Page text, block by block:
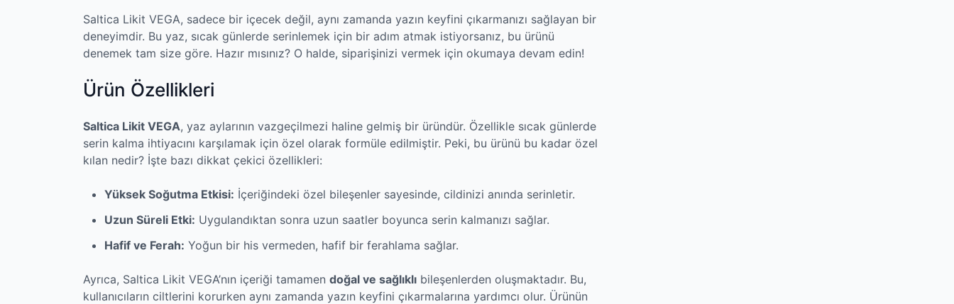
Saltica Likit VEGA, sadece bir içecek değil, aynı zamanda yazın keyfini çıkarmanızı sağlayan bir
deneyimdir. Bu yaz, sıcak günlerde serinlemek için bir adım atmak istiyorsanız, bu ürünü
denemek tam size göre. Hazır mısınız? O halde, siparişinizi vermek için okumaya devam edin!
Ürün Özellikleri
Saltica Likit VEGA, yaz aylarının vazgeçilmezi haline gelmiş bir üründür. Özellikle sıcak günlerde
serin kalma ihtiyacını karşılamak için özel olarak formüle edilmiştir. Peki, bu ürünü bu kadar özel
kılan nedir? İşte bazı dikkat çekici özellikleri:
Yüksek Soğutma Etkisi: İçeriğindeki özel bileşenler sayesinde, cildinizi anında serinletir.
Uzun Süreli Etki: Uygulandıktan sonra uzun saatler boyunca serin kalmanızı sağlar.
Hafif ve Ferah: Yoğun bir his vermeden, hafif bir ferahlama sağlar.
Ayrıca, Saltica Likit VEGA’nın içeriği tamamen doğal ve sağlıklı bileşenlerden oluşmaktadır. Bu,
kullanıcıların ciltlerini korurken aynı zamanda yazın keyfini çıkarmalarına yardımcı olur. Ürünün